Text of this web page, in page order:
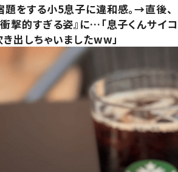
題をする小5息子に違和感。→直後、
撃的すぎる姿』に…「息子くんサイコ
き出しちゃいましたww」